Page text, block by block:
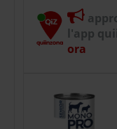
l'app
ora